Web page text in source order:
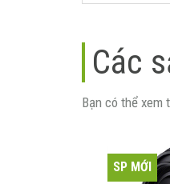
Các
Bạn có thể xem
SP MỚI